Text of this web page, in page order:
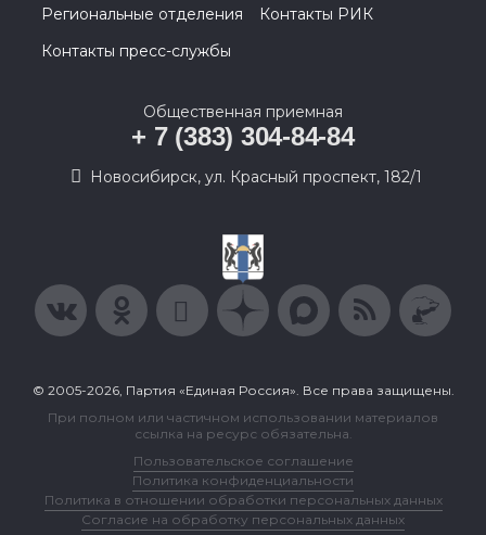
Региональные отделения
Контакты РИК
Контакты пресс-службы
Общественная приемная
+ 7 (383) 304-84-84
Новосибирск, ул. Красный проспект, 182/1
© 2005-2026, Партия «Единая Россия». Все права защищены.
При полном или частичном использовании материалов
ссылка на ресурс обязательна.
Пользовательское соглашение
Политика конфиденциальности
Политика в отношении обработки персональных данных
Согласие на обработку персональных данных